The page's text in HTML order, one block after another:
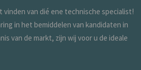
vinden van dié ene technische specialist!
in het bemiddelen van kandidaten in
van de markt, zijn wij voor u de ideale